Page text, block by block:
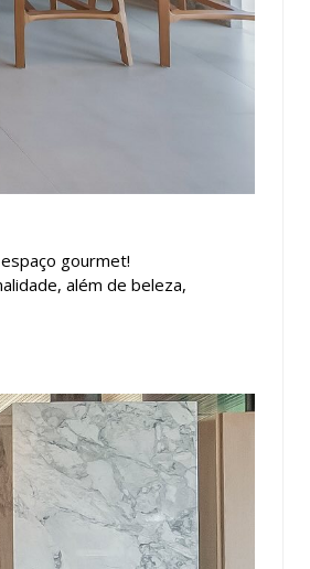
gourmet!
além de beleza,